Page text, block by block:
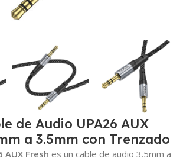
agrandar
de Audio UPA26 AUX
a 3.5mm con Trenzado
AUX Fresh es un cable de audio 3.5mm a